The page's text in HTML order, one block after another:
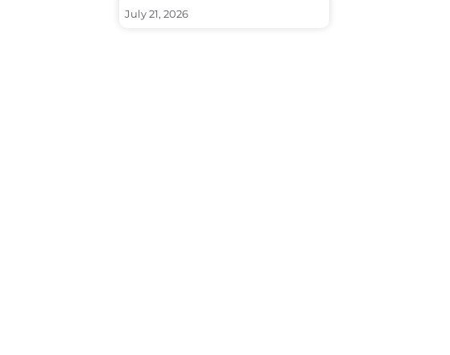
July 21, 2026